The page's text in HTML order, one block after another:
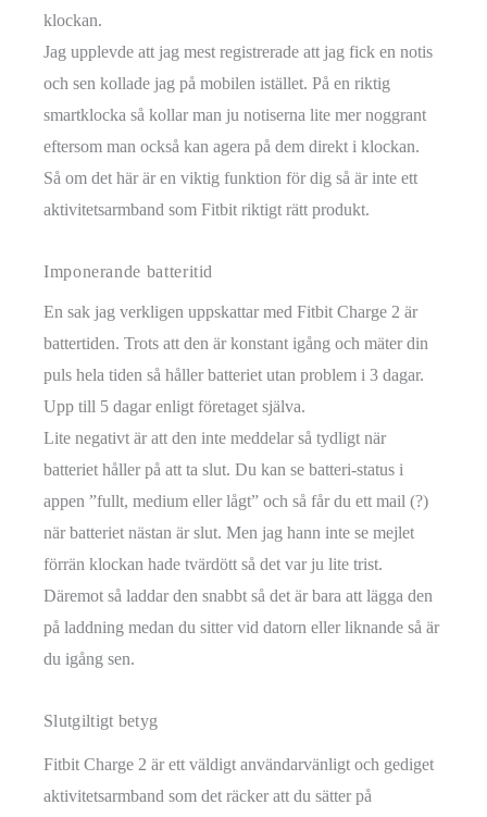
klockan.
Jag upplevde att jag mest registrerade att jag fick en notis
och sen kollade jag på mobilen istället. På en riktig
smartklocka så kollar man ju notiserna lite mer noggrant
eftersom man också kan agera på dem direkt i klockan.
Så om det här är en viktig funktion för dig så är inte ett
aktivitetsarmband som Fitbit riktigt rätt produkt.
Imponerande batteritid
En sak jag verkligen uppskattar med Fitbit Charge 2 är
battertiden. Trots att den är konstant igång och mäter din
puls hela tiden så håller batteriet utan problem i 3 dagar.
Upp till 5 dagar enligt företaget själva.
Lite negativt är att den inte meddelar så tydligt när
batteriet håller på att ta slut. Du kan se batteri-status i
appen ”fullt, medium eller lågt” och så får du ett mail (?)
när batteriet nästan är slut. Men jag hann inte se mejlet
förrän klockan hade tvärdött så det var ju lite trist.
Däremot så laddar den snabbt så det är bara att lägga den
på laddning medan du sitter vid datorn eller liknande så är
du igång sen.
Slutgiltigt betyg
Fitbit Charge 2 är ett väldigt användarvänligt och gediget
aktivitetsarmband som det räcker att du sätter på